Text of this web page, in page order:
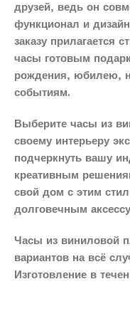
друзей, ведь он
функционал и
заказу прилагается
часы готовым
рождения, юбилею,
событиям.
Выберите часы из
своему интерьеру
подчеркнуть вашу
креативным
свой дом с этим
долговечным
Часы из виниловой
вариантов на всё
Изготовление в